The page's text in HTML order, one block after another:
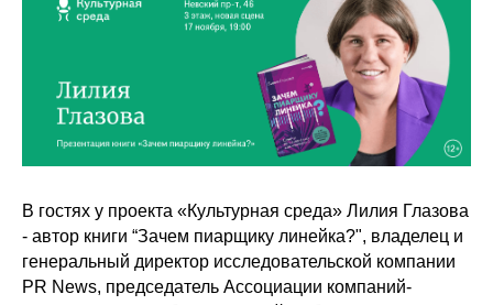
В гостях у проекта «Культурная среда» Лилия Глазова
- автор книги “Зачем пиарщику линейка?", владелец и
генеральный директор исследовательской компании
PR News, председатель Ассоциации компаний-